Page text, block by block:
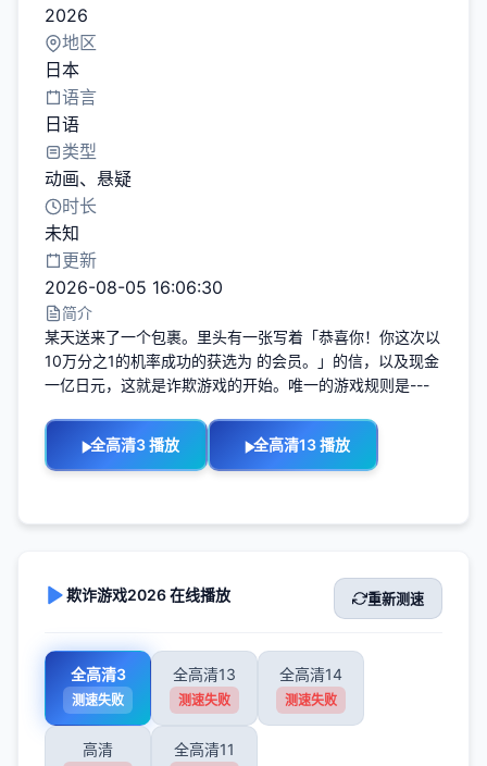
2026
地区
日本
语言
日语
类型
动画、 悬疑
时长
未知
更新
2026-08-05 16:06:30
简介
某天送来了一个包裹。里头有一张写着「恭喜你！你这次以
10万分之1的机率成功的获选为 的会员。」的信，以及现金
一亿日元，这就是诈欺游戏的开始。唯一的游戏规则是---
全高清3 播放 全高清13 播放
欺诈游戏2026 在线播放 重新测速
全高清3
测速失败
全高清13
测速失败
全高清14
测速失败
高清 全高清11